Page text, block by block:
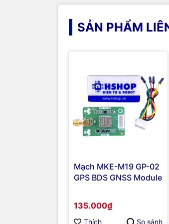
SẢN PHẨM
Mạch MKE-M19 GP-02
GPS BDS GNSS Module
135.000₫
Thích So sánh